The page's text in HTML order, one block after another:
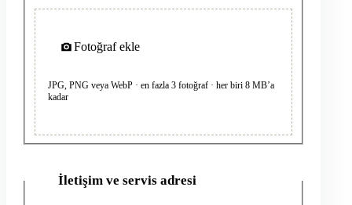
Fotoğraf ekle
JPG, PNG veya WebP · en fazla 3 fotoğraf · her biri 8 MB’a
kadar
İletişim ve servis adresi